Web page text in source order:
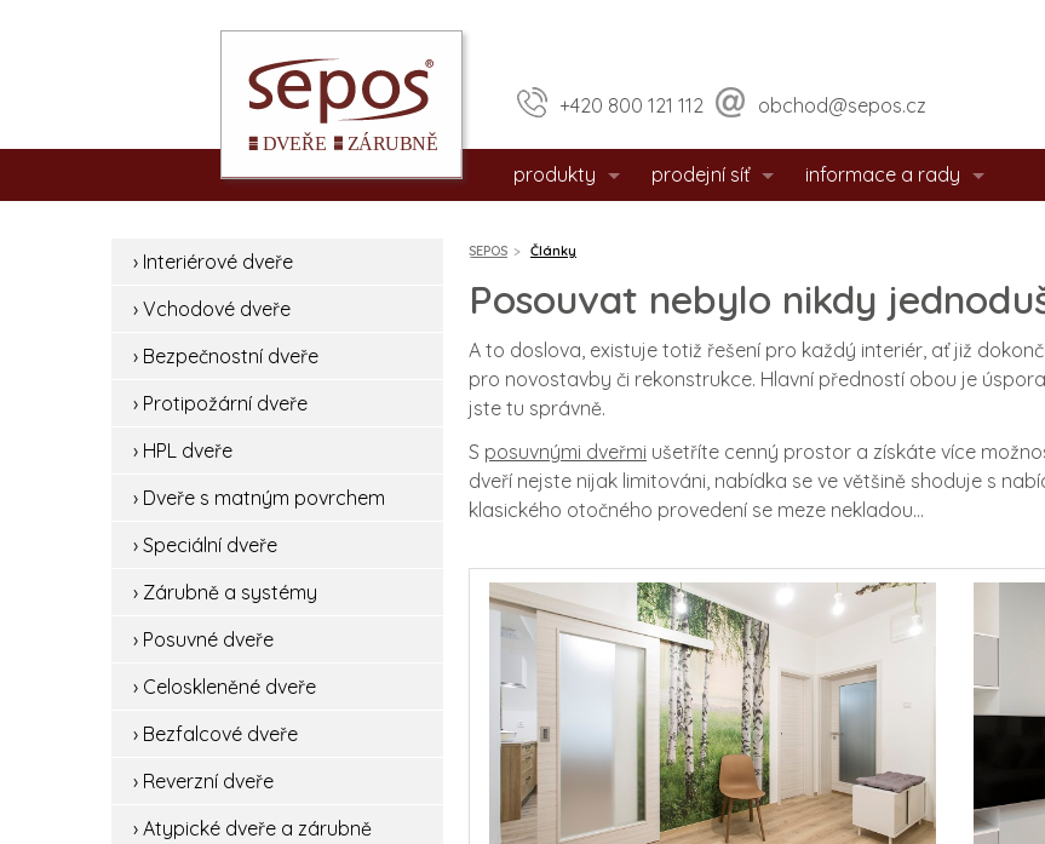
+420 800 121 112 obchod@sepos.cz
produkty
vchodové dveře
bezpečnostní dveře
protipožární dveře
hpl dveře
dveře s matným povrchem
zárubně a systémy
posuvné dveře
celoskleněné dveře
bezfalcové dveře
reverzní dveře
prodejní síť
sídlo firmy
informace a rady
události / aktuality
praktické rady
montážní návody
doporučené rozměry
certifikáty / prohlášení
školení montážníků
ochrana oznamovatelů
kariéra
SEPOS Články
Posouvat nebylo nikdy
A to doslova, existuje totiž řešení pro každý interiér, ať již
pro novostavby či rekonstrukce. Hlavní předností obou je
jste tu správně.
S posuvnými dveřmi ušetříte cenný prostor a získáte více
dveří nejste nijak limitováni, nabídka se ve většině shoduje s
klasického otočného provedení se meze nekladou…
› Interiérové dveře
› Vchodové dveře
› Bezpečnostní dveře
› Protipožární dveře
› HPL dveře
› Dveře s matným povrchem
› Speciální dveře
› Zárubně a systémy
› Posuvné dveře
› Celoskleněné dveře
› Bezfalcové dveře
› Reverzní dveře
› Atypické dveře a zárubně